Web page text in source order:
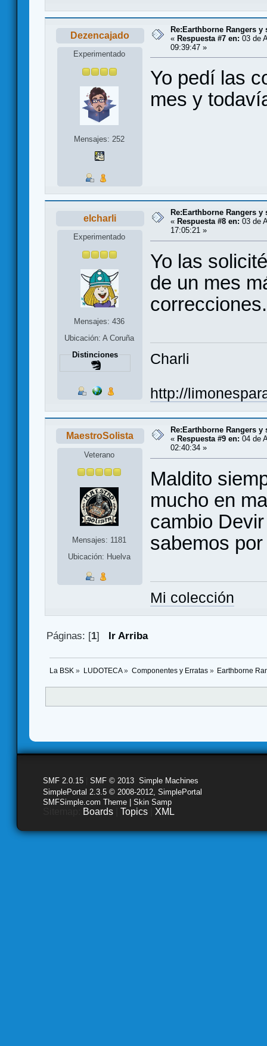
Dezencajado
Experimentado
Mensajes: 252
Re:Earthborne Rangers y
« Respuesta #7 en: 03 de
09:39:47 »
Yo pedí las
mes y
elcharli
Experimentado
Mensajes: 436
Ubicación: A Coruña
Distinciones
Re:Earthborne Rangers y
« Respuesta #8 en: 03 de
17:05:21 »
Yo las
de un mes
correcciones.
Charli
http://
MaestroSolista
Veterano
Mensajes: 1181
Ubicación: Huelva
Re:Earthborne Rangers y
« Respuesta #9 en: 04 de
02:40:34 »
Maldito
mucho en
cambio
sabemos
Mi colección
Páginas: [1] Ir Arriba
La BSK » LUDOTECA» Componentes y Erratas» Earthborne
SMF 2.0.15 SMF © 2013 Simple Machines
SimplePortal 2.3.5 © 2008-2012, SimplePortal
SMFSimple.com Theme | Skin Samp
Boards Topics XML